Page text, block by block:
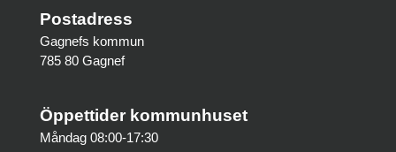
Postadress
Gagnefs kommun
785 80 Gagnef
Öppettider kommunhuset
Måndag 08:00-17:30